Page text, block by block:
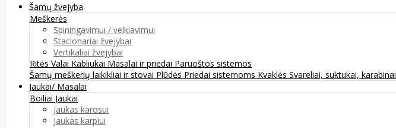
Šamų žvejyba
Meškerės
Spiningavimui / velkiavimui
Stacionariai žvejybai
Vertikaliai žvejybai
Ritės Valai Kabliukai Masalai ir priedai Paruoštos sistemos
Šamų meškerių laikikliai ir stovai Plūdės Priedai sistemoms Kvaklės Svareliai, suktukai, karabinai
Jaukai/ Masalai
Boiliai Jaukai
Jaukas karosui
Jaukas karpiui